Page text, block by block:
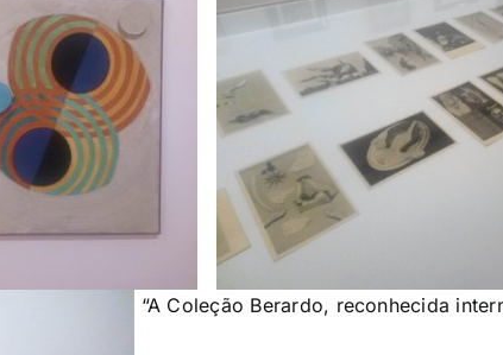
“A Coleção Berardo, reconhecida